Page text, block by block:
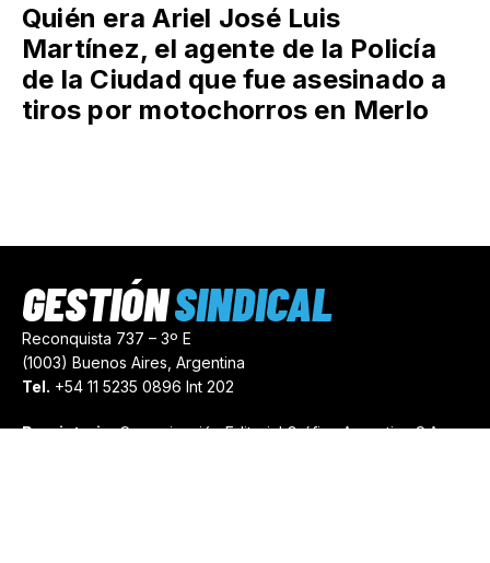
Quién era Ariel José Luis
Martínez, el agente de la Policía
de la Ciudad que fue asesinado a
tiros por motochorros en Merlo
Reconquista 737 – 3º E
(1003) Buenos Aires, Argentina
Tel. +54 11 5235 0896 Int 202
Propietario:Comunicación Editorial Gráfica Argentina S.A.
GESTIÓNSINDICAL